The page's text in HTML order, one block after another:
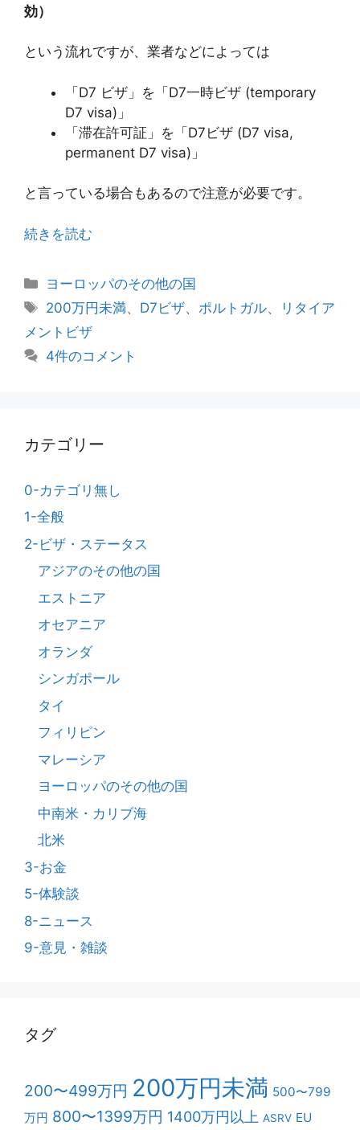
効）
という流れですが、業者などによっては
「D7 ビザ」を「D7一時ビザ (temporary
D7 visa)」
「滞在許可証」を「D7ビザ (D7 visa,
permanent D7 visa)」
と言っている場合もあるので注意が必要です。
続きを読む
カ
テ
リ
ー
ヨーロッパのその他の国
タ
グ
200万円未満、 D7ビザ、 ポルトガル、
リタイア
メントビザ
4件のコメント
カテゴリー
0-カテゴリ無し
1-全般
2-ビザ・ステータス
アジアのその他の国
エストニア
オセアニア
オランダ
シンガポール
タイ
フィリピン
マレーシア
ヨーロッパのその他の国
中南米・カリブ海
北米
3-お金
5-体験談
8-ニュース
9-意見・雑談
タグ
200〜499万円 200万円未満 500〜799
万円 800〜1399万円 1400万円以上 ASRV EU